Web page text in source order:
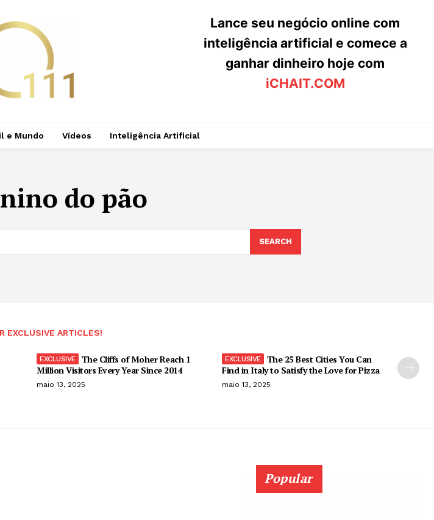
Lance seu negócio online com
inteligência artificial e comece a
ganhar dinheiro hoje com
iCHAIT.COM
e Mundo Vídeos Inteligência Artificial
do pão
SEARCH
EXCLUSIVE ARTICLES!
The Cliffs of Moher Reach 1
Million Visitors Every Year Since 2014
maio 13, 2025
The 25 Best Cities You Can
Find in Italy to Satisfy the Love for Pizza
maio 13, 2025
Popular